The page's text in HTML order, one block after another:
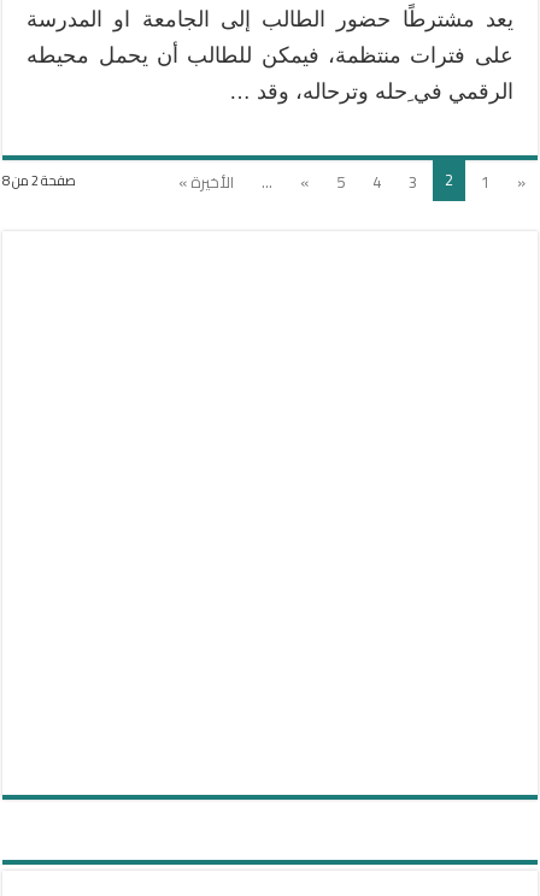
يعد مشترطًا حضور الطالب إلى الجامعة او المدرسة
على فترات منتظمة، فيمكن للطالب أن يحمل محيطه
الرقمي في ِحله وترحاله، وقد …
صفحة 2 من 8 «
1
2
3
4
5
»
... الأخيرة »